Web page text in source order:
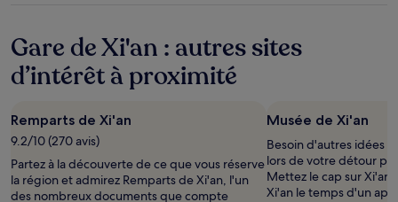
s’appliquer.
Gare de Xi'an : autres sites
d’intérêt à proximité
Remparts de Xi'an
9.2/10 (270 avis)
Partez à la découverte de ce que vous réserve
la région et admirez Remparts de Xi'an, l'un
des nombreux documents que compte
Musée de Xi'an
Besoin d'autres idées
lors de votre détour
Mettez le cap sur Xi'an
Xi'an le temps d'un